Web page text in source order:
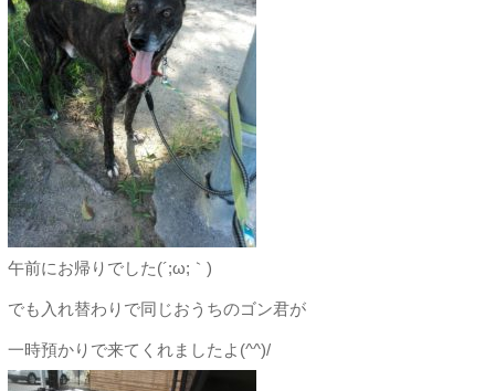
午前にお帰りでした(´;ω;｀)
でも入れ替わりで同じおうちのゴン君が
一時預かりで来てくれましたよ(^^)/